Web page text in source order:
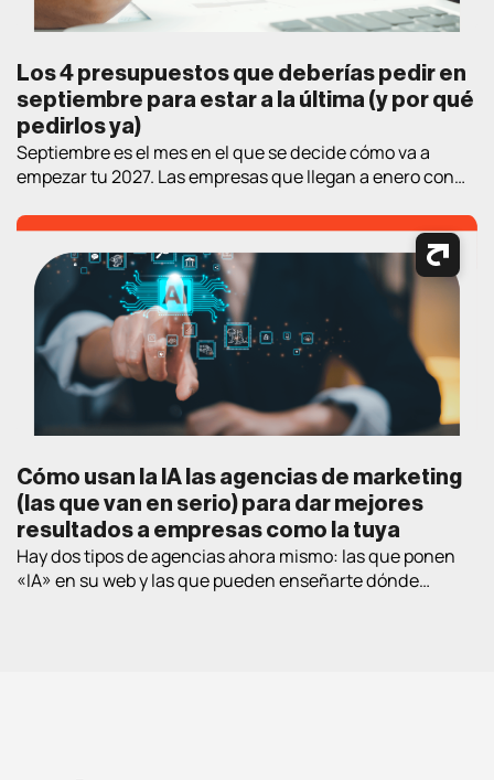
Los 4 presupuestos que deberías pedir en
septiembre para estar a la última (y por qué
pedirlos ya)
Septiembre es el mes en el que se decide cómo va a
empezar tu 2027. Las empresas que llegan a enero con
ventaja sobre las que empiezan a «mirar opciones» en el
nuevo año. Así que aquí va un ejercicio práctico de
lectura de verano: los cuatro […]
Cómo usan la IA las agencias de marketing
(las que van en serio) para dar mejores
resultados a empresas como la tuya
Hay dos tipos de agencias ahora mismo: las que ponen
«IA» en su web y las que pueden enseñarte dónde